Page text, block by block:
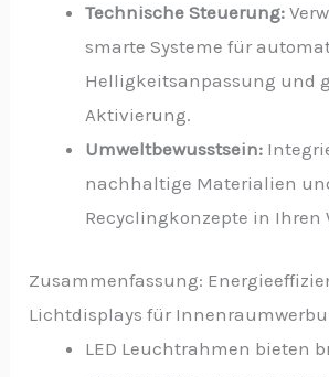
Technische Steuerung:
smarte Systeme für
Helligkeitsanpassung und
Aktivierung.
Umweltbewusstsein:
nachhaltige Materialien
Recyclingkonzepte in Ihren
Zusammenfassung:
Lichtdisplays für
LED Leuchtrahmen bieten